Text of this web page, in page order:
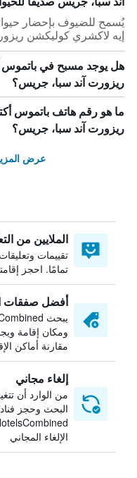
يُسمح للضيوف بإحضار
إيه لاكشري كوليكشن
هل يوجد مسبح في باتموس
ريزورت آند سبا، جريس؟
ما هو رقم هاتف باتموس
ريزورت آند سبا، جريس؟
عرض
الملايين من
تقييمات
تمامًا. احجز
أفضل صفقات
ومكان إقامة
مقارنة أماكن
إلغاء مجاني
من الوارد أن
البحث وحجز
الإلغاء المجاني